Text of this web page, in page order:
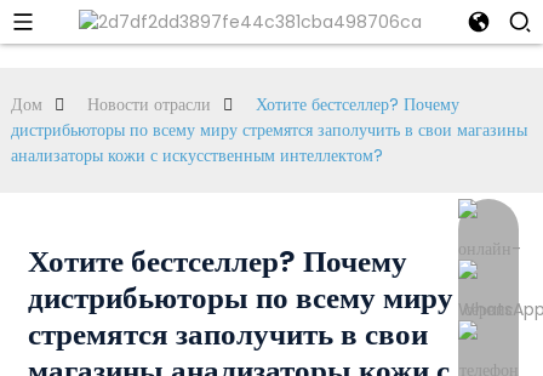
Дом Новости отрасли
Хотите бестселлер? Почему
дистрибьюторы по всему миру стремятся заполучить в свои магазины
анализаторы кожи с искусственным интеллектом?
Хотите бестселлер? Почему
дистрибьюторы по всему миру
стремятся заполучить в свои